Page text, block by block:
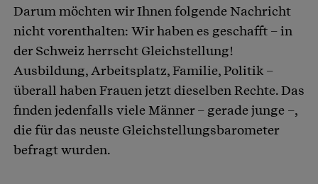
Darum möchten wir Ihnen folgende Nachricht
nicht vorenthalten: Wir haben es geschafft – in
der Schweiz herrscht Gleichstellung!
Ausbildung, Arbeitsplatz, Familie, Politik –
überall haben Frauen jetzt dieselben Rechte. Das
finden jedenfalls viele Männer – gerade junge –,
die für das neuste Gleichstellungsbarometer
befragt wurden.